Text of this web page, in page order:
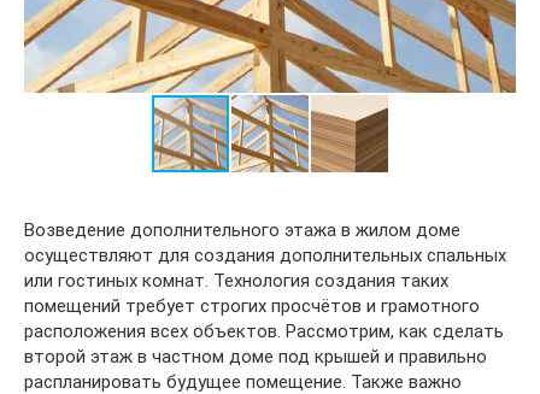
Возведение дополнительного этажа в жилом доме
осуществляют для создания дополнительных спальных
или гостиных комнат. Технология создания таких
помещений требует строгих просчётов и грамотного
расположения всех объектов. Рассмотрим, как сделать
второй этаж в частном доме под крышей и правильно
распланировать будущее помещение. Также важно